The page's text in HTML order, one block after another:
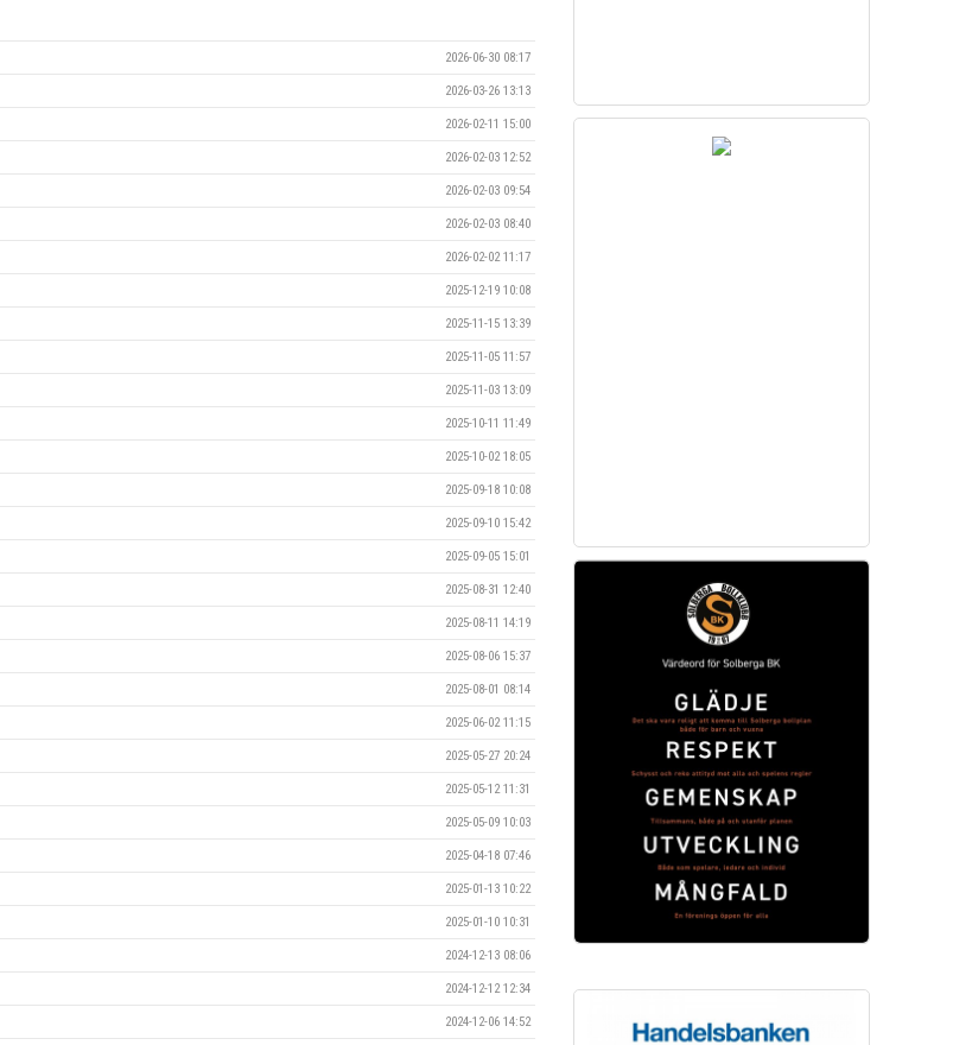
2026-06-30 08:17
2026-03-26 13:13
2026-02-11 15:00
2026-02-03 12:52
2026-02-03 09:54
2026-02-03 08:40
2026-02-02 11:17
2025-12-19 10:08
2025-11-15 13:39
2025-11-05 11:57
2025-11-03 13:09
2025-10-11 11:49
2025-10-02 18:05
2025-09-18 10:08
2025-09-10 15:42
2025-09-05 15:01
2025-08-31 12:40
2025-08-11 14:19
2025-08-06 15:37
2025-08-01 08:14
2025-06-02 11:15
2025-05-27 20:24
2025-05-12 11:31
2025-05-09 10:03
2025-04-18 07:46
2025-01-13 10:22
2025-01-10 10:31
2024-12-13 08:06
2024-12-12 12:34
2024-12-06 14:52